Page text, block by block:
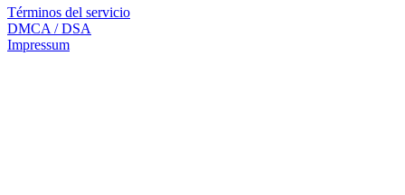
Términos del servicio
DMCA / DSA
Impressum